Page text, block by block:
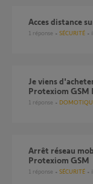
Acces distance
1 réponse SÉCURITÉ
Je viens d'acheter une maison avec un système somfy
Protexiom GSM
1 réponse
Arrêt réseau mobile 2G fin 2026 fonctionnant avec
Protexiom GSM
1 réponse SÉCURITÉ